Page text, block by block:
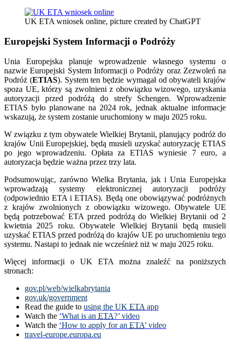
UK ETA wniosek online, picture created by ChatGPT
Europejski System Informacji o Podróży
Unia Europejska planuje wprowadzenie własnego systemu o
nazwie Europejski System Informacji o Podróży oraz Zezwoleń na
Podróż (ETIAS). System ten będzie wymagał od obywateli krajów
spoza UE, którzy są zwolnieni z obowiązku wizowego, uzyskania
autoryzacji przed podróżą do strefy Schengen. Wprowadzenie
ETIAS było planowane na 2024 rok, jednak aktualne informacje
wskazują, że system zostanie uruchomiony w maju 2025 roku.
W związku z tym obywatele Wielkiej Brytanii, planujący podróż do
krajów Unii Europejskiej, będą musieli uzyskać autoryzację ETIAS
po jego wprowadzeniu. Opłata za ETIAS wyniesie 7 euro, a
autoryzacja będzie ważna przez trzy lata.
Podsumowując, zarówno Wielka Brytania, jak i Unia Europejska
wprowadzają systemy elektronicznej autoryzacji podróży
(odpowiednio ETA i ETIAS). Będą one obowiązywać podróżnych
z krajów zwolnionych z obowiązku wizowego. Obywatele UE
będą potrzebować ETA przed podróżą do Wielkiej Brytanii od 2
kwietnia 2025 roku. Obywatele Wielkiej Brytanii będą musieli
uzyskać ETIAS przed podróżą do krajów UE po uruchomieniu tego
systemu. Nastapi to jednak nie wcześnież niż w maju 2025 roku.
Więcej informacji o UK ETA można znaleźć na poniższych
stronach:
gov.pl/web/wielkabrytania
gov.uk/government
Read the guide to using the UK ETA app
Watch the ‘What is an ETA?’ video
Watch the ‘How to apply for an ETA’ video
travel-europe.europa.eu